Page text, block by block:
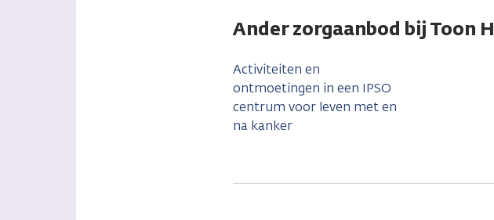
Ander zorgaanbod bij Toon
Activiteiten en
ontmoetingen in een IPSO
centrum voor leven met en
na kanker